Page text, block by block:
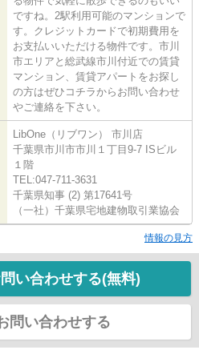
ですね。2駅利用可能のマンションで
す。クレジットカードで初期費用を
お支払いいただける物件です。市川
市エリアと総武線市川付近での賃貸
マンション、賃貸アパートをお探し
の方はぜひコチラからお問い合わせ
やご連絡を下さい。
LibOne（リブワン） 市川店
千葉県市川市市川１丁目9-7 ISビル
１階
TEL:047-711-3631
千葉県知事 (2) 第17641号
（一社）千葉県宅地建物取引業協会
情報の見方
い合わせする(無料)
問い合わせする